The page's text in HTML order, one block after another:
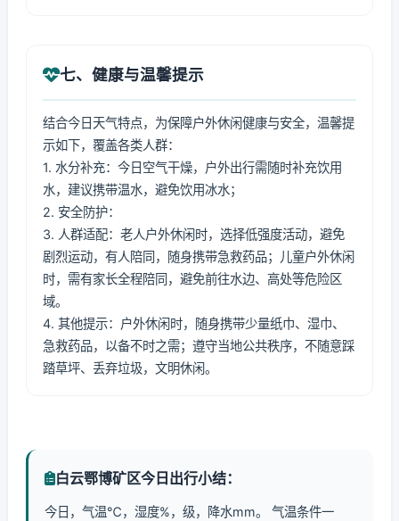
七、健康与温馨提示
结合今日天气特点，为保障户外休闲健康与安全，温馨提
示如下，覆盖各类人群：
1. 水分补充：今日空气干燥，户外出行需随时补充饮用
水，建议携带温水，避免饮用冰水；
2. 安全防护：
3. 人群适配：老人户外休闲时，选择低强度活动，避免
剧烈运动，有人陪同，随身携带急救药品；儿童户外休闲
时，需有家长全程陪同，避免前往水边、高处等危险区
域。
4. 其他提示：户外休闲时，随身携带少量纸巾、湿巾、
急救药品，以备不时之需；遵守当地公共秩序，不随意踩
踏草坪、丢弃垃圾，文明休闲。
白云鄂博矿区今日出行小结：
今日，气温℃，湿度%，级，降水mm。 气温条件一